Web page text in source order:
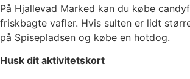
På Hjallevad Marked kan du købe
friskbagte vafler. Hvis sulten er lidt
på Spisepladsen og købe en hotdog.
Husk dit aktivitetskort